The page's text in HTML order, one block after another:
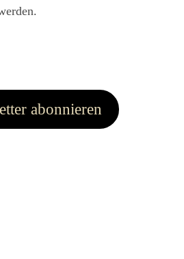
abonnieren